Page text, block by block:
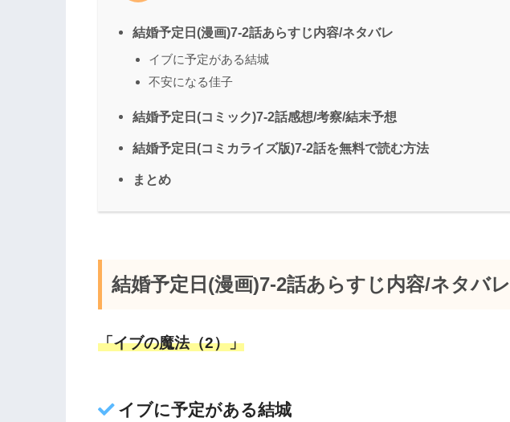
結婚予定日(漫画)7-2話あらすじ内容/ネタバレ
イブに予定がある結城
不安になる佳子
結婚予定日(コミック)7-2話感想/考察/結末予想
結婚予定日(コミカライズ版)7-2話を無料で読む方法
まとめ
結婚予定日(漫画)7-2話あらすじ内容/ネタバレ
「イブの魔法（2）」
イブに予定がある結城